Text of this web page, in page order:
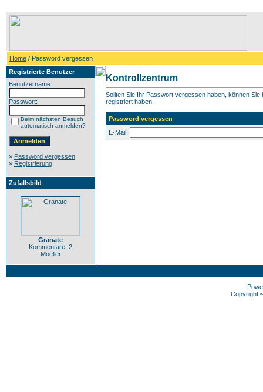
Home / Password vergessen
Registrierte Benutzer
Benutzername:
Passwort:
Beim nächsten Besuch
automatisch anmelden?
» Password vergessen
» Registrierung
Zufallsbild
Granate
Kommentare: 2
Moeller
Kontrollzentrum
Sollten Sie Ihr Passwort vergessen haben, können
registriert haben.
Password vergessen
E-Mail:
Copyright